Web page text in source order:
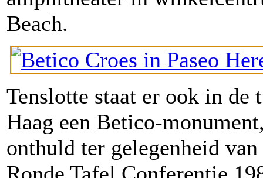
Beach.
Tenslotte staat er ook in de
Haag een Betico-
onthuld ter gelegenheid